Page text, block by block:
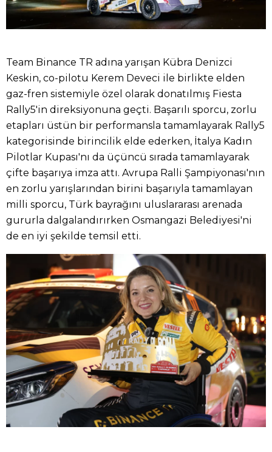
Team Binance TR adına yarışan Kübra Denizci
Keskin, co-pilotu Kerem Deveci ile birlikte elden
gaz-fren sistemiyle özel olarak donatılmış Fiesta
Rally5'in direksiyonuna geçti. Başarılı sporcu, zorlu
etapları üstün bir performansla tamamlayarak Rally5
kategorisinde birincilik elde ederken, İtalya Kadın
Pilotlar Kupası'nı da üçüncü sırada tamamlayarak
çifte başarıya imza attı. Avrupa Ralli Şampiyonası'nın
en zorlu yarışlarından birini başarıyla tamamlayan
milli sporcu, Türk bayrağını uluslararası arenada
gururla dalgalandırırken Osmangazi Belediyesi'ni
de en iyi şekilde temsil etti.